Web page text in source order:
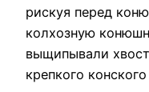
рискуя перед
колхозную
выщипывали
крепкого